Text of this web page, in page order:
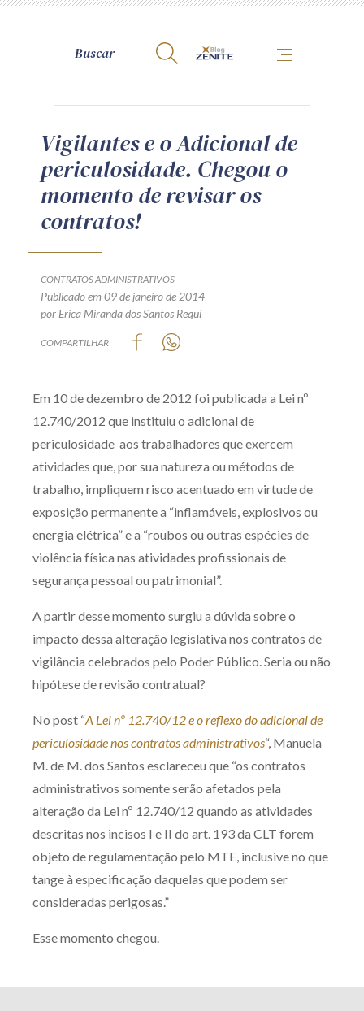
A Zênite
Como publicar conosco
Site da Zênite
Guia de Direitos dos Titulares de Dados
Encarregado (contato)
Zênite Fácil IA
Zênite Play
Orientação por Escrito
Mentoria Zênite
Capacitação
Zênite in Company
Diferenciais
Receba por RSS
Av. Sete de Setembro, 4698
Batel Curitiba /PR CEP80240-000
Telefone (41) 2109-8666
Whatsapp (41) 98881-6616
Vigilantes e o Adicional de
periculosidade. Chegou o
momento de revisar os
contratos!
CONTRATOS ADMINISTRATIVOS
Publicado em 09 de janeiro de 2014
por Erica Miranda dos Santos Requi
COMPARTILHAR
Em 10 de dezembro de 2012 foi publicada a Lei nº
12.740/2012 que instituiu o adicional de
periculosidade aos trabalhadores que exercem
atividades que, por sua natureza ou métodos de
trabalho, impliquem risco acentuado em virtude de
exposição permanente a “inflamáveis, explosivos ou
energia elétrica” e a “roubos ou outras espécies de
violência física nas atividades profissionais de
segurança pessoal ou patrimonial”.
A partir desse momento surgiu a dúvida sobre o
impacto dessa alteração legislativa nos contratos de
vigilância celebrados pelo Poder Público. Seria ou não
hipótese de revisão contratual?
No post “A Lei nº 12.740/12 e o reflexo do adicional de
periculosidade nos contratos administrativos“, Manuela
M. de M. dos Santos esclareceu que “os contratos
administrativos somente serão afetados pela
alteração da Lei nº 12.740/12 quando as atividades
descritas nos incisos I e II do art. 193 da CLT forem
objeto de regulamentação pelo MTE, inclusive no que
tange à especificação daquelas que podem ser
consideradas perigosas.”
Esse momento chegou.